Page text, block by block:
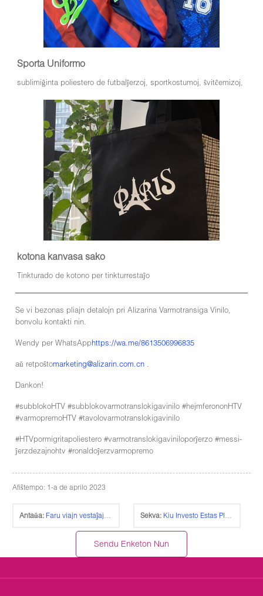
Sporta Uniformo
sublimiĝinta poliestero de futbalĵerzoj, sportkostumoj, ŝvitĉemizoj,
kotona kanvasa sako
Tinkturado de kotono per tinkturrestaĵo
Se vi bezonas pliajn detalojn pri Alizarina Varmotransiga Vinilo,
bonvolu kontakti nin.
Wendy per WhatsApphttps://wa.me/8613506996835
aŭ retpoŝtomarketing@alizarin.com.cn .
Dankon!
#subblokoHTV #subblokovarmotranslokigavinilo #hejmferononHTV
#varmopremoHTV #tavolovarmotranslokigavinilo
#HTVpormigritapoliestero #varmotranslokigaviniloporĵerzo #messi-
ĵerzdezajnohtv #ronaldoĵerzvarmopremo
Afiŝtempo: 1-a de aprilo 2023
Antaŭa: Faru viajn vestaĵajn logotipojn kun mola kaj velura sento per varmotransiga vinilo Flock Sekva: Kiu Investo Estas Plej Bona Por Komencanto Por Fari La Logoon Kaj Numerojn De Porcelana Taso?
Sendu Enketon Nun